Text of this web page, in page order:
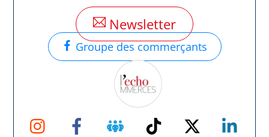
Newsletter
Groupe des commerçants
Instagram Facebook Groupe
Facebook
TikTok Twitter